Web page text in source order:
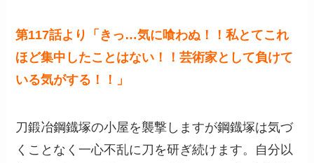
第117話より「きっ…気に喰わぬ！！私とてこれ
ほど集中したことはない！！芸術家として負けて
いる気がする！！」
刀鍛冶鋼鐡塚の小屋を襲撃しますが鋼鐡塚は気づ
くことなく一心不乱に刀を研ぎ続けます。自分以